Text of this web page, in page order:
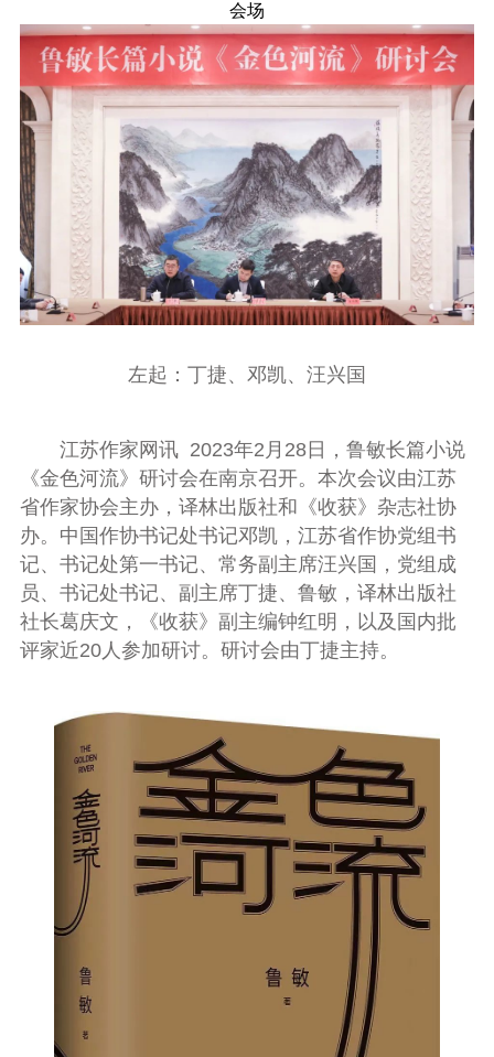
会场
左起：丁捷、邓凯、汪兴国
江苏作家网讯 2023年2月28日，鲁敏长篇小说
《金色河流》研讨会在南京召开。本次会议由江苏
省作家协会主办，译林出版社和《收获》杂志社协
办。中国作协书记处书记邓凯，江苏省作协党组书
记、书记处第一书记、常务副主席汪兴国，党组成
员、书记处书记、副主席丁捷、鲁敏，译林出版社
社长葛庆文，《收获》副主编钟红明，以及国内批
评家近20人参加研讨。研讨会由丁捷主持。